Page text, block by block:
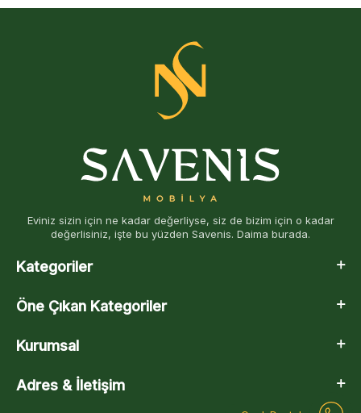
Eviniz sizin için ne kadar değerliyse, siz de bizim için o kadar
değerlisiniz, işte bu yüzden Savenis. Daima burada.
Kategoriler
Öne Çıkan Kategoriler
Kurumsal
Adres & İletişim